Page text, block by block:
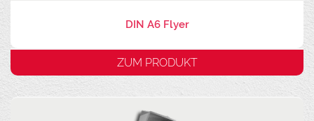
DIN A6 Flyer
ZUM PRODUKT